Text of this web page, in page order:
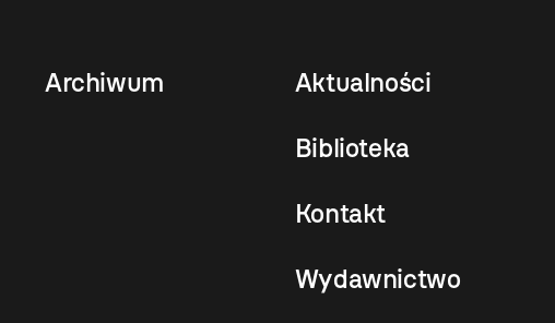
Archiwum Aktualności
Biblioteka
Kontakt
Wydawnictwo